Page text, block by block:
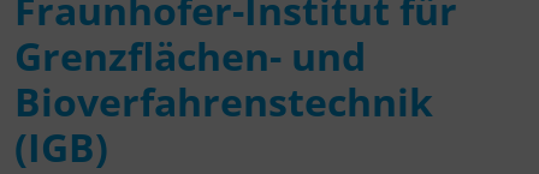
Grenzflächen- und
Bioverfahrenstechnik
(IGB)